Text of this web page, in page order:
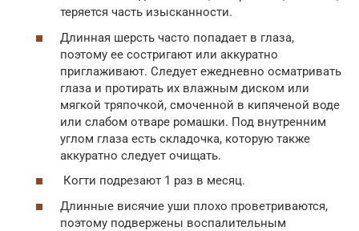
теряется часть изысканности.
Длинная шерсть часто попадает в глаза,
поэтому ее состригают или аккуратно
приглаживают. Следует ежедневно осматривать
глаза и протирать их влажным диском или
мягкой тряпочкой, смоченной в кипяченой воде
или слабом отваре ромашки. Под внутренним
углом глаза есть складочка, которую также
аккуратно следует очищать.
Когти подрезают 1 раз в месяц.
Длинные висячие уши плохо проветриваются,
поэтому подвержены воспалительным